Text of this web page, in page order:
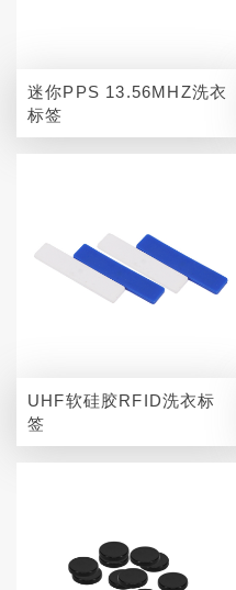
迷你PPS 13.56MHZ洗衣
标签
UHF软硅胶RFID洗衣标
签